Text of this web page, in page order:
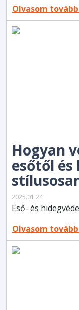
Olvasom
Hogyan
esőtől
2025.01.24
Eső- és
Olvasom